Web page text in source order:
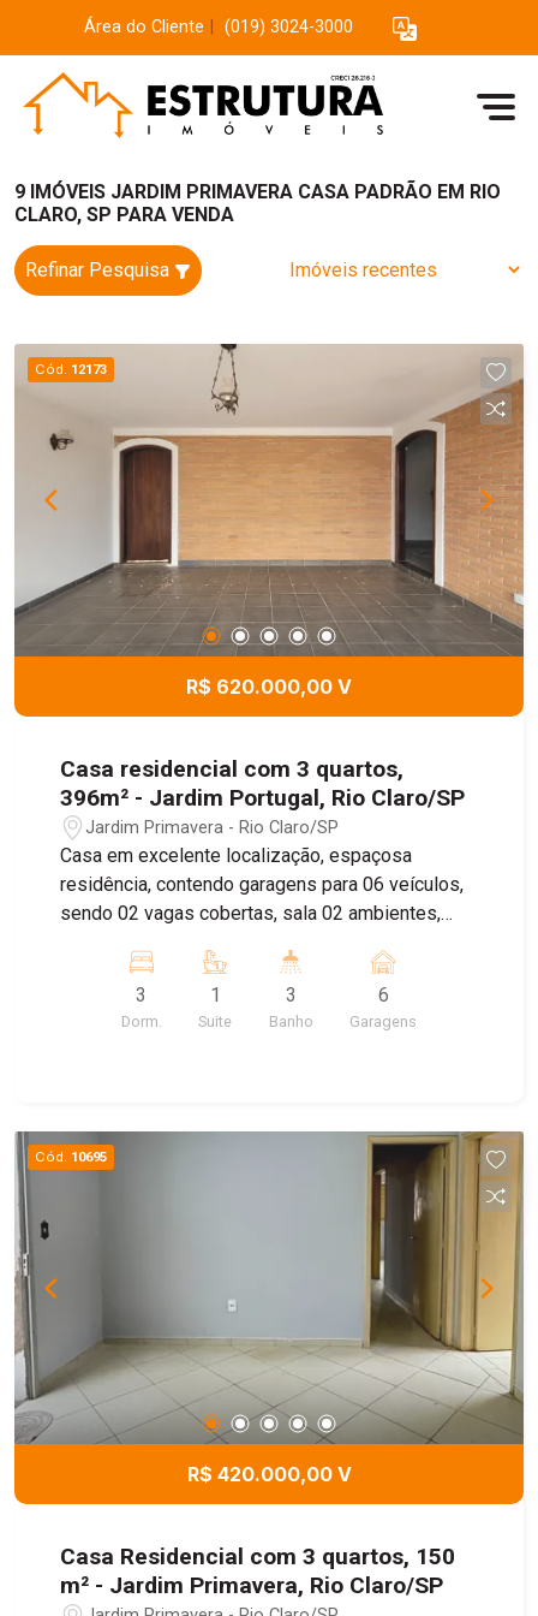
Área do Cliente (019) 3024-3000
9 IMÓVEIS JARDIM PRIMAVERA CASA PADRÃO EM RIO
CLARO, SP PARA VENDA
Refinar Pesquisa
Cód. 12173
R$ 620.000,00 V
Casa residencial com 3 quartos,
396m² - Jardim Portugal, Rio Claro/SP
Jardim Primavera - Rio Claro/SP
Casa em excelente localização, espaçosa
residência, contendo garagens para 06 veículos,
sendo 02 vagas cobertas, sala 02 ambientes,
lavanderia, 02 dormitórios sendo 01 suíte e
planejados, banheiro. Aos fundos cozinha e um
quarto e um grande quintal agende sua visita com
3
Dorm.
1
Suite
3
Banho
6
Garagens
Cód. 10695
R$ 420.000,00 V
Casa Residencial com 3 quartos, 150
m² - Jardim Primavera, Rio Claro/SP